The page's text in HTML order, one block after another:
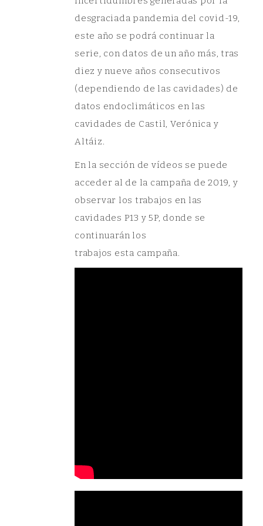
desgraciada pandemia del covid-19,
este año se podrá continuar la
serie, con datos de un año más, tras
diez y nueve años consecutivos
(dependiendo de las cavidades) de
datos endoclimáticos en las
cavidades de Castil, Verónica y
Altáiz.
En la sección de vídeos se puede
acceder al de la campaña de 2019, y
observar los trabajos en las
cavidades P13 y 5P, donde se
continuarán los
trabajos esta campaña.